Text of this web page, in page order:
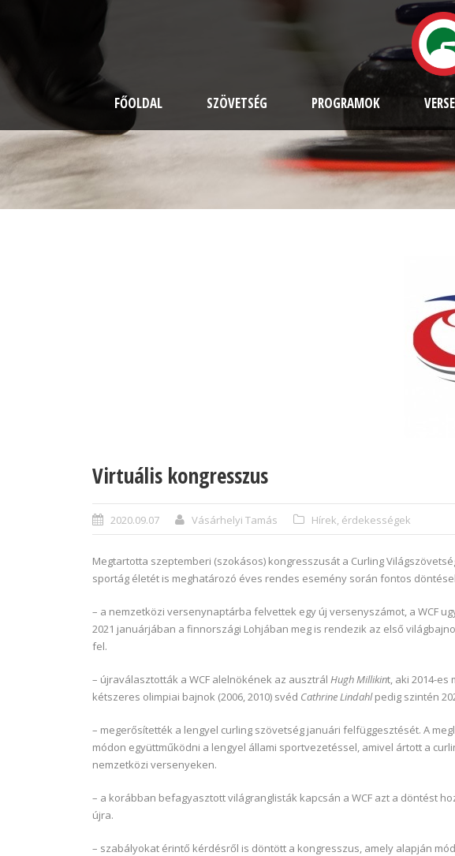
FŐOLDAL SZÖVETSÉG PROGRAMOK
Virtuális kongresszus
2020.09.07 Vásárhelyi Tamás Hírek, érdekességek
Megtartotta szeptemberi (szokásos) kongresszusát a Curling
sportág életét is meghatározó éves rendes esemény során fontos
– a nemzetközi versenynaptárba felvettek egy új versenyszámot, a WCF
2021 januárjában a finnországi Lohjában meg is rendezik az első
fel.
– újraválasztották a WCF alelnökének az ausztrál Hugh Millikint, aki 2014-
kétszeres olimpiai bajnok (2006, 2010) svéd Cathrine Lindahlpedig szintén
– megerősítették a lengyel curling szövetség januári felfüggesztését. A
módon együttműködni a lengyel állami sportvezetéssel, amivel ártott a
nemzetközi versenyeken.
– a korábban befagyasztott világranglisták kapcsán a WCF azt a döntést
újra.
– szabályokat érintő kérdésről is döntött a kongresszus, amely alapján